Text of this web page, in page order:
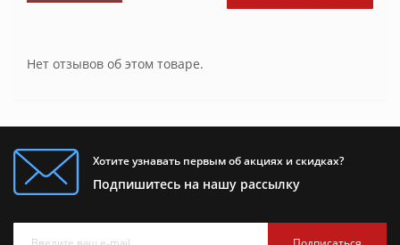
Нет отзывов об этом товаре.
Хотите узнавать первым об акциях и скидках?
Подпишитесь на нашу рассылку